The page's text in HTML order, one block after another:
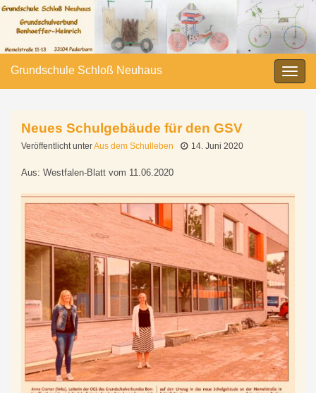
Grundschule Schloß Neuhaus
Neues Schulgebäude für den GSV
Veröffentlicht unterAus dem Schulleben 14. Juni 2020
Aus: Westfalen-Blatt vom 11.06.2020